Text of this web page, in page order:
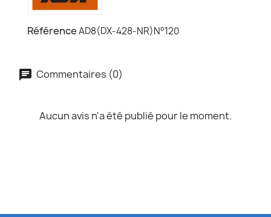
RéférenceAD8(DX-428-NR)N°120
Commentaires (0)
Aucun avis n'a été publié pour le moment.